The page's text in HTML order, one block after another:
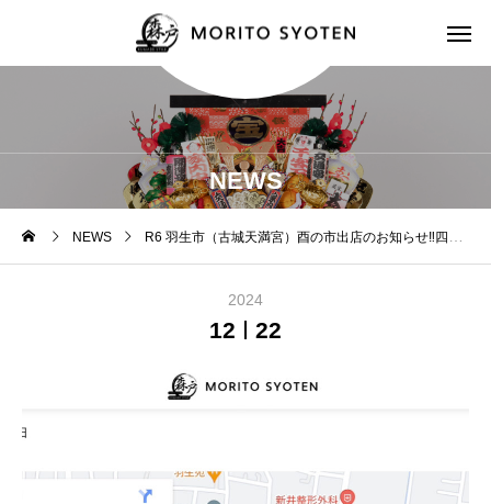
NEWS
NEWS R6 羽生市（古城天満宮）酉の市出店のお知らせ‼️四代90年以上の歴史と想いをその手に‼︎
2024
12 22